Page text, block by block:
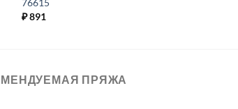
76615
₽891
ПРЯЖА